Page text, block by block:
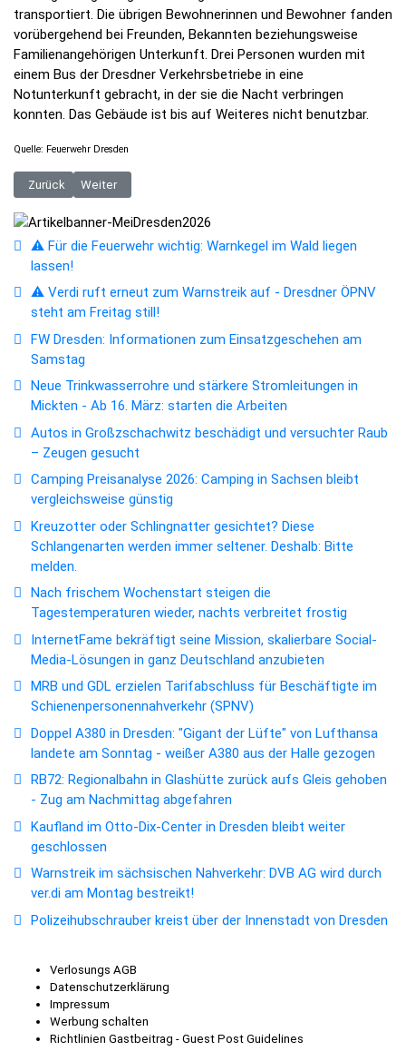
transportiert. Die übrigen Bewohnerinnen und Bewohner fanden
vorübergehend bei Freunden, Bekannten beziehungsweise
Familienangehörigen Unterkunft. Drei Personen wurden mit
einem Bus der Dresdner Verkehrsbetriebe in eine
Notunterkunft gebracht, in der sie die Nacht verbringen
konnten. Das Gebäude ist bis auf Weiteres nicht benutzbar.
Quelle: Feuerwehr Dresden
Vorheriger Beitrag: BPOLI BHL: Fahndungsreiches Wochenende am
Zurück Nächster Beitrag: FW Dresden: Informationen zum
Weiter
⚠️ Für die Feuerwehr wichtig: Warnkegel im Wald liegen
lassen!
⚠️ Verdi ruft erneut zum Warnstreik auf - Dresdner ÖPNV
steht am Freitag still!
FW Dresden: Informationen zum Einsatzgeschehen am
Samstag
Neue Trinkwasserrohre und stärkere Stromleitungen in
Mickten - Ab 16. März: starten die Arbeiten
Autos in Großzschachwitz beschädigt und versuchter Raub
– Zeugen gesucht
Camping Preisanalyse 2026: Camping in Sachsen bleibt
vergleichsweise günstig
Kreuzotter oder Schlingnatter gesichtet? Diese
Schlangenarten werden immer seltener. Deshalb: Bitte
melden.
Nach frischem Wochenstart steigen die
Tagestemperaturen wieder, nachts verbreitet frostig
InternetFame bekräftigt seine Mission, skalierbare Social-
Media-Lösungen in ganz Deutschland anzubieten
MRB und GDL erzielen Tarifabschluss für Beschäftigte im
Schienenpersonennahverkehr (SPNV)
Doppel A380 in Dresden: "Gigant der Lüfte" von Lufthansa
landete am Sonntag - weißer A380 aus der Halle gezogen
RB72: Regionalbahn in Glashütte zurück aufs Gleis gehoben
- Zug am Nachmittag abgefahren
Kaufland im Otto-Dix-Center in Dresden bleibt weiter
geschlossen
Warnstreik im sächsischen Nahverkehr: DVB AG wird durch
ver.di am Montag bestreikt!
Polizeihubschrauber kreist über der Innenstadt von Dresden
Verlosungs AGB
Datenschutzerklärung
Impressum
Werbung schalten
Richtlinien Gastbeitrag - Guest Post Guidelines